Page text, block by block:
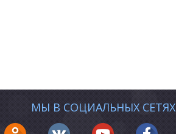
МЫ В СОЦИАЛЬНЫХ СЕТЯХ